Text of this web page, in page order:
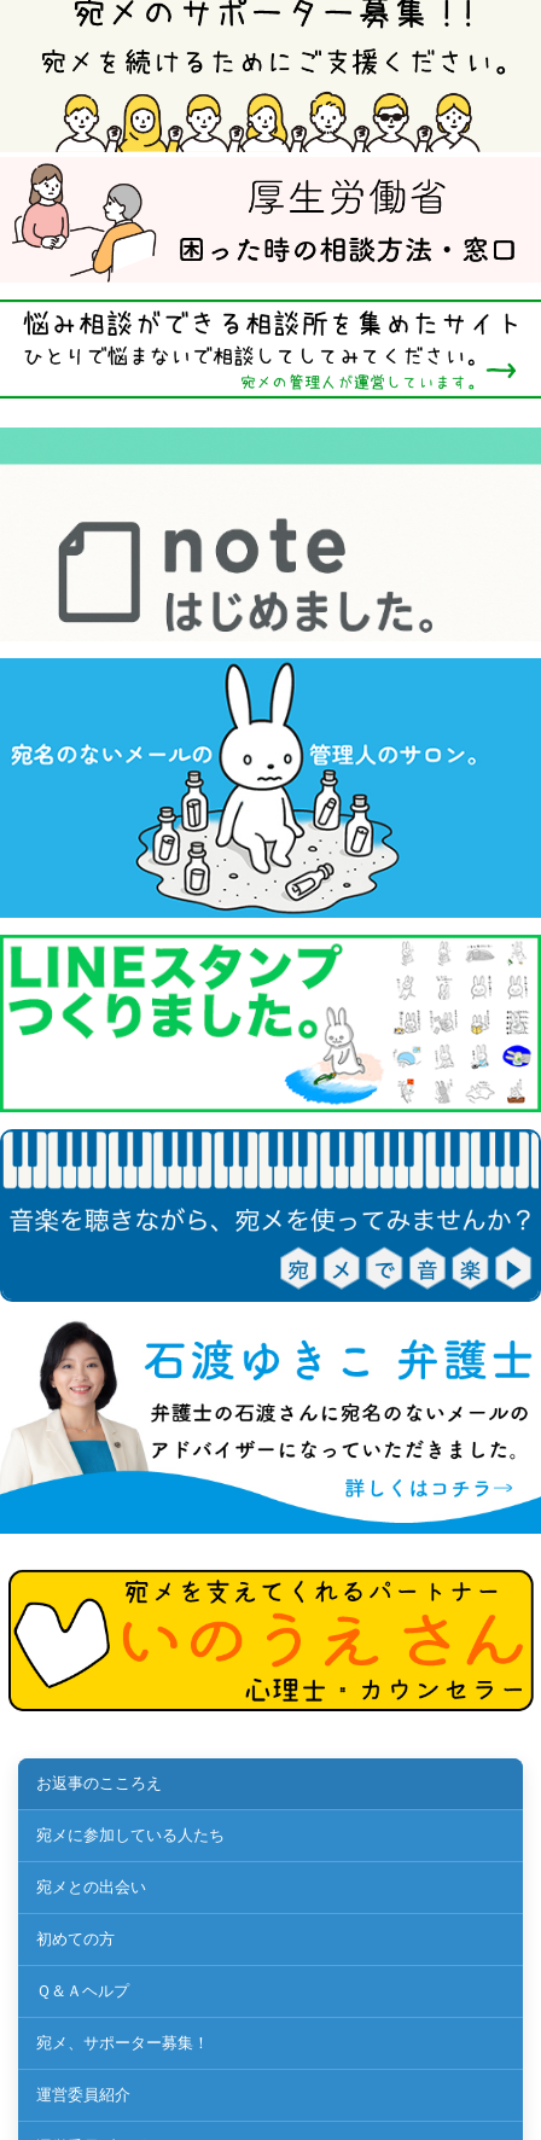
お返事のこころえ
宛メに参加している人たち
宛メとの出会い
初めての方
Ｑ＆Ａヘルプ
宛メ、サポーター募集！
運営委員紹介